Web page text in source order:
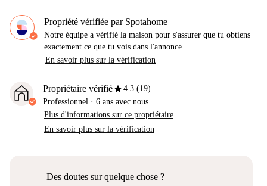
Propriété vérifiée par Spotahome
Notre équipe a vérifié la maison pour s'assurer que tu obtiens
exactement ce que tu vois dans l'annonce.
En savoir plus sur la vérification
Propriétaire vérifiéstar4.3 (19)
Professionnel · 6 ans avec nous
Plus d'informations sur ce propriétaire
En savoir plus sur la vérification
Des doutes sur quelque chose ?